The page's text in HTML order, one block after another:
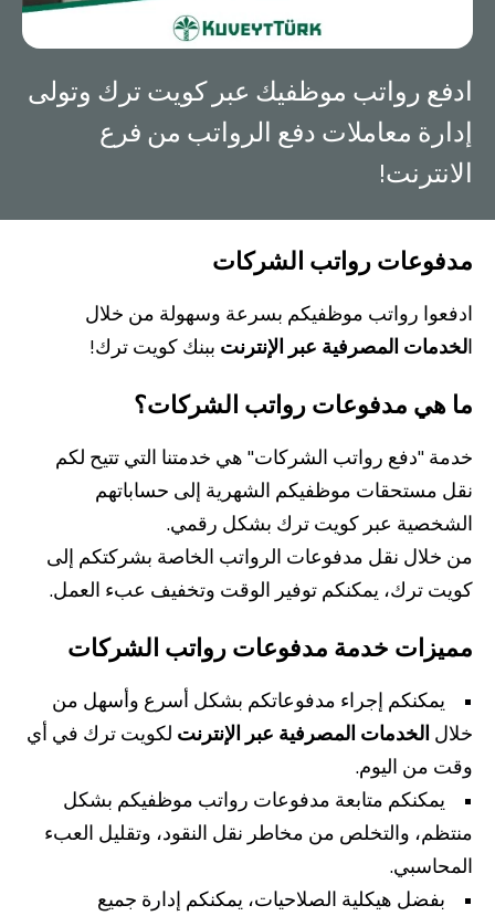
من نحن بوابة التمويل علاقات المستثمرين
مركز رضا العملاء
الفروع وأجهزة الصراف الآلي
رسوم المنتجات والخدمات
Türkçe
English
من نحن بوابة التمويل علاقات المستثمرين
Türkçe
English
شركات
بطاقة بزنس بلاس
المزايا الضريبية
الائتمان الإيجاري
الحلول الخاصة بالقطاعات
ادفع رواتب موظفيك عبر كويت ترك وتولى
إدارة معاملات دفع الرواتب من فرع
الانترنت!
مدفوعات رواتب الشركات
ادفعوا رواتب موظفيكم بسرعة وسهولة من خلال
الخدمات المصرفية عبر الإنترنت ببنك كويت ترك!
ما هي مدفوعات رواتب الشركات؟
خدمة "دفع رواتب الشركات" هي خدمتنا التي تتيح لكم
نقل مستحقات موظفيكم الشهرية إلى حساباتهم
الشخصية عبر كويت ترك بشكل رقمي.
من خلال نقل مدفوعات الرواتب الخاصة بشركتكم إلى
كويت ترك، يمكنكم توفير الوقت وتخفيف عبء العمل.
مميزات خدمة مدفوعات رواتب الشركات
• يمكنكم إجراء مدفوعاتكم بشكل أسرع وأسهل من
خلال الخدمات المصرفية عبر الإنترنت لكويت ترك في أي
وقت من اليوم.
• يمكنكم متابعة مدفوعات رواتب موظفيكم بشكل
منتظم، والتخلص من مخاطر نقل النقود، وتقليل العبء
المحاسبي.
• بفضل هيكلية الصلاحيات، يمكنكم إدارة جميع